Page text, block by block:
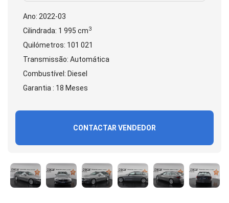
Ano: 2022-03
Cilindrada: 1 995 cm3
Quilómetros: 101 021
Transmissão: Automática
Combustível: Diesel
Garantia : 18 Meses
CONTACTAR VENDEDOR